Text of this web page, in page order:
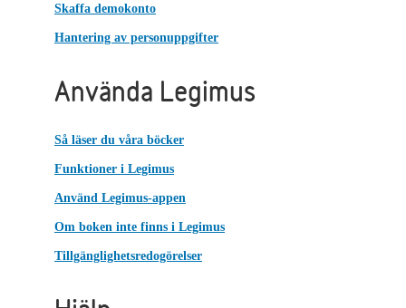
Skaffa demokonto
Hantering av personuppgifter
Använda Legimus
Så läser du våra böcker
Funktioner i Legimus
Använd Legimus-appen
Om boken inte finns i Legimus
Tillgänglighetsredogörelser